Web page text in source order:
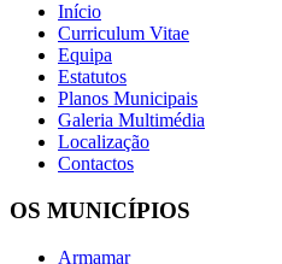
Início
Curriculum Vitae
Equipa
Estatutos
Planos Municipais
Galeria Multimédia
Localização
Contactos
OS MUNICÍPIOS
Armamar